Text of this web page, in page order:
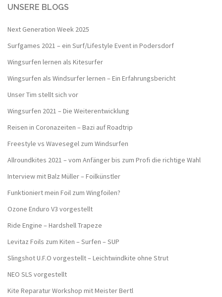
UNSERE BLOGS
Next Generation Week 2025
Surfgames 2021 – ein Surf/Lifestyle Event in Podersdorf
Wingsurfen lernen als Kitesurfer
Wingsurfen als Windsurfer lernen – Ein Erfahrungsbericht
Unser Tim stellt sich vor
Wingsurfen 2021 – Die Weiterentwicklung
Reisen in Coronazeiten – Bazi auf Roadtrip
Freestyle vs Wavesegel zum Windsurfen
Allroundkites 2021 – vom Anfänger bis zum Profi die richtige Wahl
Interview mit Balz Müller – Foilkünstler
Funktioniert mein Foil zum Wingfoilen?
Ozone Enduro V3 vorgestellt
Ride Engine – Hardshell Trapeze
Levitaz Foils zum Kiten – Surfen – SUP
Slingshot U.F.O vorgestellt – Leichtwindkite ohne Strut
NEO SLS vorgestellt
Kite Reparatur Workshop mit Meister Bertl